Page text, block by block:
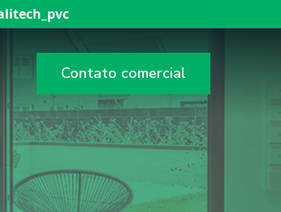
Contato comercial